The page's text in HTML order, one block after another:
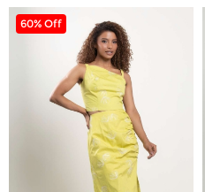
60% Off